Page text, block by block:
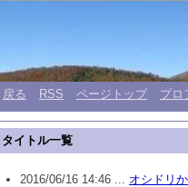
戻る RSS ページトップ プロ
タイトル一覧
2016/06/16 14:46 ... オシドリ